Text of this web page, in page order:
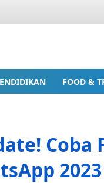
FOOD &